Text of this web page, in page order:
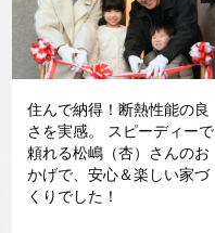
住んで納得！断熱性能の良
さを実感。 スピーディーで
頼れる松嶋（杏）さんのお
かげで、安心＆楽しい家づ
くりでした！